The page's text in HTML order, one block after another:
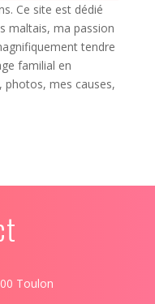
Ce site est dédié
maltais, ma passion
tendre
familial en
photos, mes causes,
Toulon